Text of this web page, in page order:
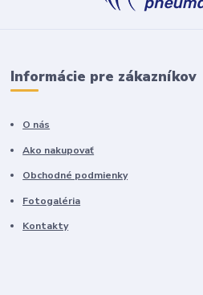
Informácie pre zákazníkov
O nás
Ako nakupovať
Obchodné podmienky
Fotogaléria
Kontakty